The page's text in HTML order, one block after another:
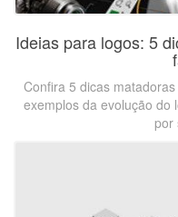
Ideias para logos: 5
Confira 5 dicas
exemplos da evolução do
por